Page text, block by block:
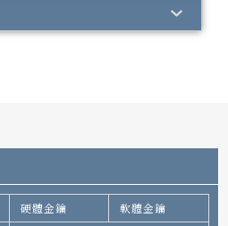
硬體金鑰 軟體金鑰